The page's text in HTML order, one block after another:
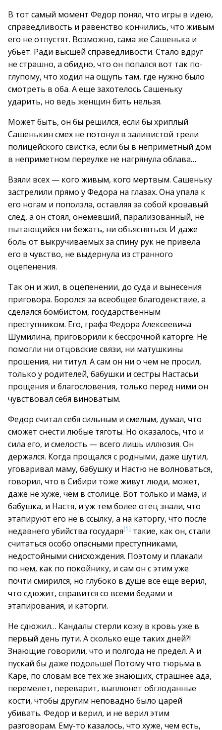
В тот самый момент Федор понял, что игры в идею,
справедливость и равенство кончились, что живым
его не отпустят. Возможно, сама же Сашенька и
убьет. Ради высшей справедливости. Стало вдруг
не страшно, а обидно, что он попался вот так по-
глупому, что ходил на ощупь там, где нужно было
смотреть в оба. А еще захотелось Сашеньку
ударить, но ведь женщин бить нельзя.
Может быть, он бы решился, если бы хриплый
Сашенькин смех не потонул в заливистой трели
полицейского свистка, если бы в неприметный дом
в неприметном переулке не нагрянула облава…
Взяли всех — кого живым, кого мертвым. Сашеньку
застрелили прямо у Федора на глазах. Она упала к
его ногам и поползла, оставляя за собой кровавый
след, а он стоял, онемевший, парализованный, не
пытающийся ни бежать, ни объясняться. И даже
боль от выкручиваемых за спину рук не привела
его в чувство, не выдернула из странного
оцепенения.
Так он и жил, в оцепенении, до суда и вынесения
приговора. Боролся за всеобщее благоденствие, а
сделался бомбистом, государственным
преступником. Его, графа Федора Алексеевича
Шумилина, приговорили к бессрочной каторге. Не
помогли ни отцовские связи, ни матушкины
прошения, ни титул. А сам он ни о чем не просил,
только у родителей, бабушки и сестры Настасьи
прощения и благословения, только перед ними он
чувствовал себя виноватым.
Федор считал себя сильным и смелым, думал, что
сможет снести любые тяготы. Но оказалось, что и
сила его, и смелость — всего лишь иллюзия. Он
держался. Когда прощался с родными, даже шутил,
уговаривал маму, бабушку и Настю не волноваться,
говорил, что в Сибири тоже живут люди, может,
даже не хуже, чем в столице. Вот только и мама, и
бабушка, и Настя, и уж тем более отец знали, что
этапируют его не в ссылку, а на каторгу, что после
недавнего убийства государя[1] такие, как он, стали
считаться особо опасными преступниками,
недостойными снисхождения. Поэтому и плакали
по нем, как по покойнику, и сам он с этим уже
почти смирился, но глубоко в душе все еще верил,
что сдюжит, справится со всеми бедами и
этапирования, и каторги.
Не сдюжил… Кандалы стерли кожу в кровь уже в
первый день пути. А сколько еще таких дней?!
Знающие говорили, что и полгода не предел. А и
пускай бы даже подольше! Потому что тюрьма в
Каре, по словам все тех же знающих, страшнее ада,
перемелет, переварит, выплюнет обглоданные
кости, чтобы другим неповадно было царей
убивать. Федор и верил, и не верил этим
разговорам. Ему-то казалось, что хуже, чем есть,